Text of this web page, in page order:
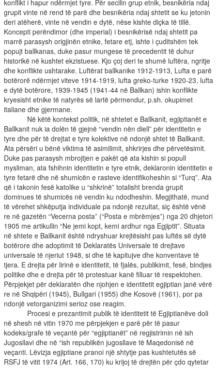
konflikt i hapur ndërmjet tyre. Për secilin grup etnik, besnikëria ndaj
grupit vinte në rend të parë dhe besnikëria ndaj shtetit se ku jetonin
deri atëherë, vinte në vendin e dytë, nëse kishte diçka të tillë.
Koncepti perëndimor (dhe imperial) i besnikërisë ndaj shtetit pa
marrë parasysh origjinën etnike, fetare etj, ishte i çuditshëm tek
popujt ballkanas, duke pasur mungese të precedentit të duhur
historikë në kushtet ekzistuese. Kjo çoj deri te shumë luftëra, ngritje
dhe konflikte ushtarake. Luftërat ballkanike 1912-1913, Lufta e parë
botërorë ndërmjet viteve 1914-1919, lufta greko-turke 1920-23, lufta
e dytë botërore, 1939-1945 (1941-44 në Ballkan) ishin konflikte
kryesisht etnike të natyrës së lartë përmendur, p.sh. okupimet
italiane dhe gjermane.
Në këtë kontekst politik, në shtetet e Ballkanit, egjiptianët e
Ballkanit nuk ia dolën të gjejnë “vendin nën diell” për identitetin e
tyre dhe për të drejtat e tyre kolektive në ndonjë shtet të Ballkanit.
Ata përsëri u bënë viktima të asimilimit, shkrirjes dhe përvetësimit.
Duke pas parasysh mbrojtjen e pakët që ata kishin si popull
mysliman, ata fshihnin identitetin e tyre etnik, deklaronin identitetin e
tyre fetarë dhe në shumicën e rasteve identifikoheshin si “Turq”. Ata
që i takonin fesë katolike u “shkrinë” totalisht brenda grupit
dominues të shumicës në vendin ku ndodheshin. Megjithatë, mund
të vërehet shkëputja individuale pa ndonjë rezultat, siç është vënë
re në gazetën “Vecerna posta” (“Posta e mbrëmjes”) nga 20 dhjetori
1905 me artikullin “Ne jemi kopt, kemi ardhur nga Egjiptit”. Situata
në shtete e Ballkanit është ndryshuar krejtësisht pas luftës së dytë
botërore dhe adoptimit të Deklaratës Universale të drejtave
universale të njeriut 1948, si dhe të kapitujve dhe konventave të
tjera. E drejta për lirinë e identitetit, të fjalës, publikimit, fesë, bindjes
politike dhe e drejta për të protestuar kanë filluar të respektohen.
Përpjekjet për deklaratën dhe njohjen e identitetit egjiptian janë vërë
re në Shqipëri (1945), Bullgari (1955) dhe Kosovë (1961), por pa
ndonjë vetorganizimi serioz ose reagim.
Procesi e prezantimit publik të identitetit të Egjiptianëve doli
në shesh në vitin 1970 me përpjekjen e parë për të pasur
kodeks/grafe të veçantë për “egjiptianët” në regjistrimin në ish
Jugosllavi dhe në “ish republikën jugosllave të Maqedonisë në
veçanti. Lëvizja egjiptiane pranoi një shtytje pas kushtetutës së
RSFJ të vitit 1974 (Art. 166, 170) ku krijoj të drejtën për çdo qytetar